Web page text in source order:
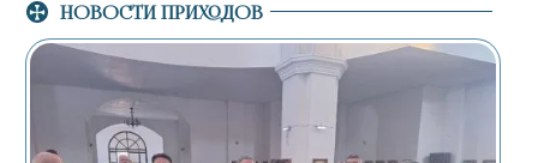
НОВОСТИ ПРИХОДОВ